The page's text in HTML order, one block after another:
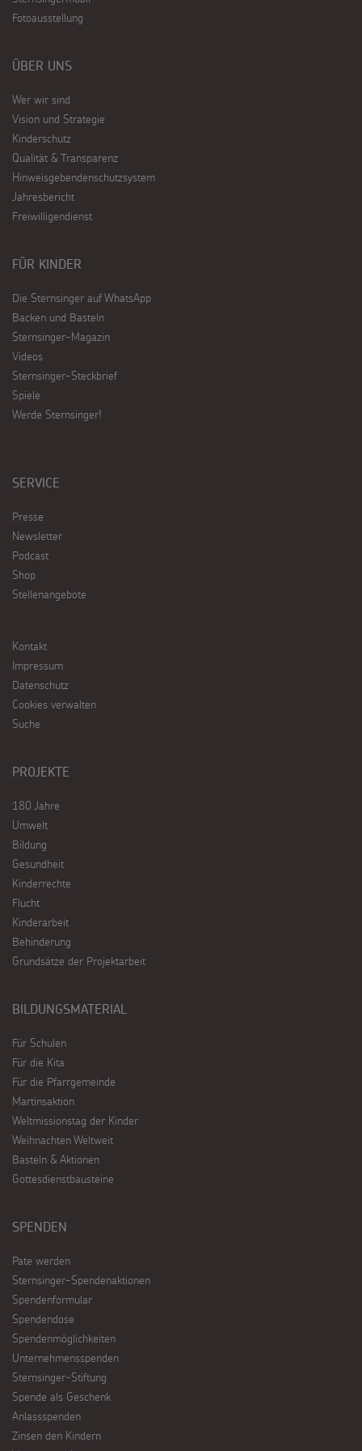
Fotoausstellung
ÜBER UNS
Wer wir sind
Vision und Strategie
Kinderschutz
Qualität & Transparenz
Hinweisgebendenschutzsystem
Jahresbericht
Freiwilligendienst
FÜR KINDER
Die Sternsinger auf WhatsApp
Backen und Basteln
Sternsinger-Magazin
Videos
Sternsinger-Steckbrief
Spiele
Werde Sternsinger!
SERVICE
Presse
Newsletter
Podcast
Shop
Stellenangebote
Kontakt
Impressum
Datenschutz
Cookies verwalten
Suche
PROJEKTE
180 Jahre
Umwelt
Bildung
Gesundheit
Kinderrechte
Flucht
Kinderarbeit
Behinderung
Grundsätze der Projektarbeit
BILDUNGSMATERIAL
Für Schulen
Für die Kita
Für die Pfarrgemeinde
Martinsaktion
Weltmissionstag der Kinder
Weihnachten Weltweit
Basteln & Aktionen
Gottesdienstbausteine
SPENDEN
Pate werden
Sternsinger-Spendenaktionen
Spendenformular
Spendendose
Spendenmöglichkeiten
Unternehmensspenden
Sternsinger-Stiftung
Spende als Geschenk
Anlassspenden
Zinsen den Kindern